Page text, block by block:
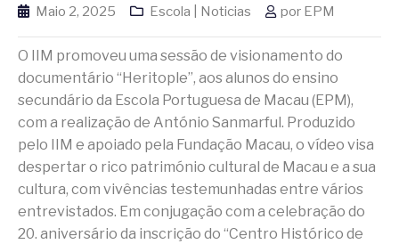
Maio 2, 2025 Escola | Noticias por EPM
O IIM promoveu uma sessão de visionamento do
documentário “Heritople”, aos alunos do ensino
secundário da Escola Portuguesa de Macau (EPM),
com a realização de António Sanmarful. Produzido
pelo IIM e apoiado pela Fundação Macau, o vídeo visa
despertar o rico património cultural de Macau e a sua
cultura, com vivências testemunhadas entre vários
entrevistados. Em conjugação com a celebração do
20. aniversário da inscrição do “Centro Histórico de